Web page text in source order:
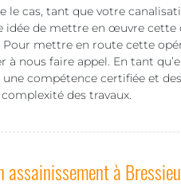
le cas, tant que votre
idée de mettre en œuvre cette
Pour mettre en route cette
à nous faire appel. En tant
une compétence certifiée et
des travaux.
assainissement à